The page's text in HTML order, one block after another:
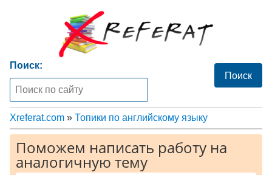
Поиск:
Xreferat.com » Топики по английскому языку
Поможем написать работу на
аналогичную тему